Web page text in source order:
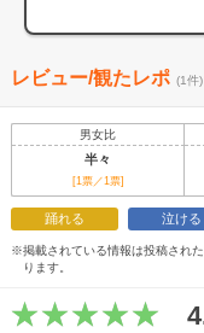
レビュー/観たレポ (1件)
男女比
半々
[1票／1票]
踊れる 泣ける
※掲載されている情報は投稿され
ります。